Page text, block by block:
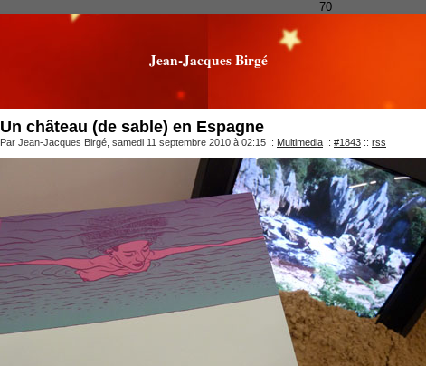
70
Jean-Jacques Birgé
Un château (de sable) en Espagne
Par Jean-Jacques Birgé, samedi 11 septembre 2010 à 02:15 :: Multimedia :: #1843 :: rss